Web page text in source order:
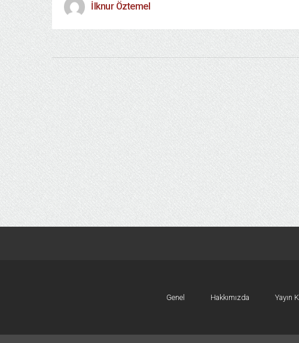
İlknur Öztemel
Genel Hakkımızda Yayın